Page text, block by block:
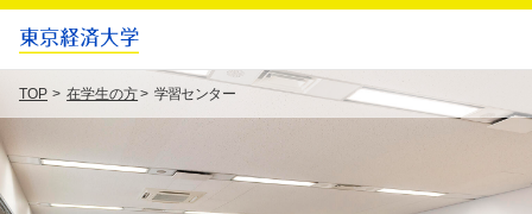
TOP 在学生の方 学習センター